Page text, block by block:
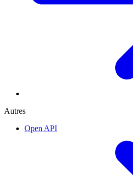
Autres
Open API